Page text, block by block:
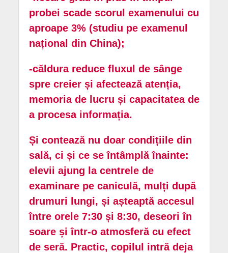
probei scade scorul examenului cu
aproape 3% (studiu pe examenul
național din China);
-căldura reduce fluxul de sânge
spre creier și afectează atenția,
memoria de lucru și capacitatea de
a procesa informația.
Și contează nu doar condițiile din
sală, ci și ce se întâmplă înainte:
elevii ajung la centrele de
examinare pe caniculă, mulți după
drumuri lungi, și așteaptă accesul
între orele 7:30 și 8:30, deseori în
soare și într-o atmosferă cu efect
de seră. Practic, copilul intră deja